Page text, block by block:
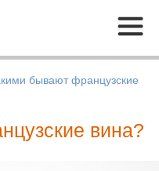
Меню
бывают французские
вина?